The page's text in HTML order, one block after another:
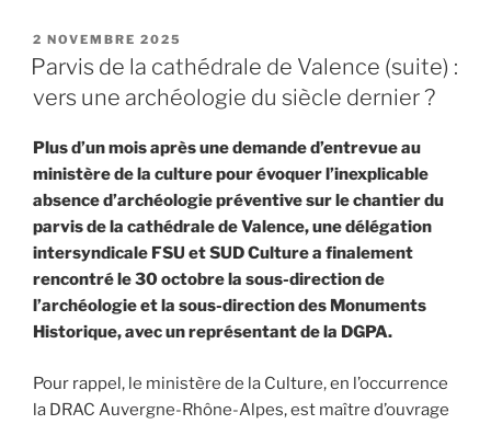
autour
de
cathédrale
de
Valence »
PUBLIÉ
LE
2 NOVEMBRE 2025
Parvis de la cathédrale de Valence (suite) :
vers une archéologie du siècle dernier ?
Plus d’un mois après une demande d’entrevue au
ministère de la culture pour évoquer l’inexplicable
absence d’archéologie préventive sur le chantier du
parvis de la cathédrale de Valence, une délégation
intersyndicale FSU et SUD Culture a finalement
rencontré le 30 octobre la sous-direction de
l’archéologie et la sous-direction des Monuments
Historique, avec un représentant de la DGPA.
Pour rappel, le ministère de la Culture, en l’occurrence
la DRAC Auvergne-Rhône-Alpes, est maître d’ouvrage